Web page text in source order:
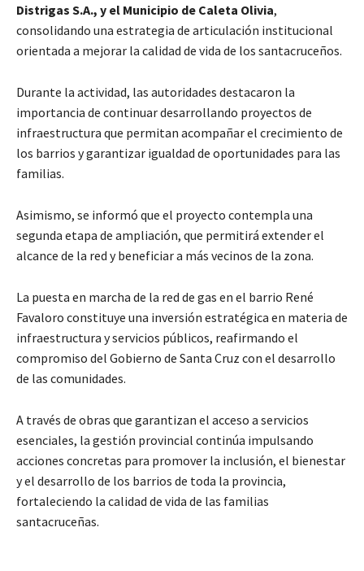
Distrigas S.A., y el Municipio de Caleta Olivia,
consolidando una estrategia de articulación institucional
orientada a mejorar la calidad de vida de los santacruceños.
Durante la actividad, las autoridades destacaron la
importancia de continuar desarrollando proyectos de
infraestructura que permitan acompañar el crecimiento de
los barrios y garantizar igualdad de oportunidades para las
familias.
Asimismo, se informó que el proyecto contempla una
segunda etapa de ampliación, que permitirá extender el
alcance de la red y beneficiar a más vecinos de la zona.
La puesta en marcha de la red de gas en el barrio René
Favaloro constituye una inversión estratégica en materia de
infraestructura y servicios públicos, reafirmando el
compromiso del Gobierno de Santa Cruz con el desarrollo
de las comunidades.
A través de obras que garantizan el acceso a servicios
esenciales, la gestión provincial continúa impulsando
acciones concretas para promover la inclusión, el bienestar
y el desarrollo de los barrios de toda la provincia,
fortaleciendo la calidad de vida de las familias
santacruceñas.